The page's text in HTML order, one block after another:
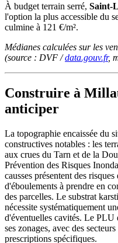
À budget terrain serré, Saint-
l'option la plus accessible du
culmine à 121 €/m².
Médianes calculées sur les
(source : DVF /data.gouv.fr,
Construire à
anticiper
La topographie encaissée du
constructives notables : les
aux crues du Tarn et de la
Prévention des Risques
causses présentent des
d'éboulements à prendre en
des parcelles. Le substrat
nécessite systématiquement
d'éventuelles cavités. Le PLU
ses zonages, avec des
prescriptions spécifiques.